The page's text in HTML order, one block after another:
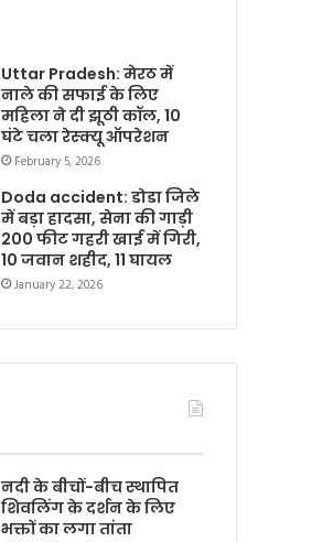
Uttar Pradesh: मेरठ में
नाले की सफाई के लिए
महिला ने दी झूठी कॉल, 10
घंटे चला रेस्क्यू ऑपरेशन
February 5, 2026
Doda accident: डोडा जिले
में बड़ा हादसा, सेना की गाड़ी
200 फीट गहरी खाई में गिरी,
10 जवान शहीद, 11 घायल
January 22, 2026
नदी के बीचों-बीच स्थापित
शिवलिंग के दर्शन के लिए
भक्तों का लगा तांता